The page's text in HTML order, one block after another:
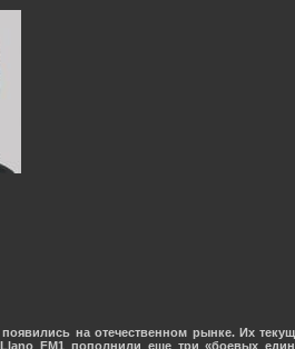
на отечественном рынке. Их
FM1 пополнили еще три «боевых